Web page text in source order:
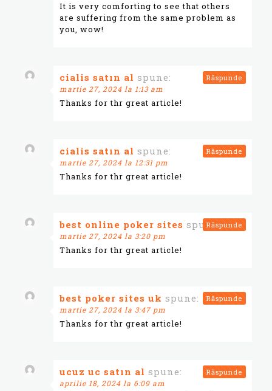
It is very comforting to see that others
are suffering from the same problem as
you, wow!
cialis satın al spune:
martie 27, 2024 la 1:13 am
Thanks for thr great article!
Răspunde
cialis satın al spune:
martie 27, 2024 la 12:31 pm
Thanks for thr great article!
Răspunde
best online poker sites spune:
martie 27, 2024 la 3:20 pm
Thanks for thr great article!
Răspunde
best poker sites uk spune:
martie 27, 2024 la 3:47 pm
Thanks for thr great article!
Răspunde
ucuz uc satın al spune:
aprilie 18, 2024 la 6:09 am
Răspunde